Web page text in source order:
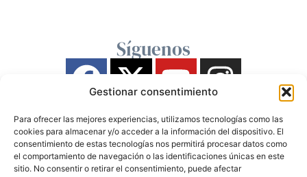
Gestionar consentimiento
Para ofrecer las mejores experiencias, utilizamos tecnologías como las
cookies para almacenar y/o acceder a la información del dispositivo. El
consentimiento de estas tecnologías nos permitirá procesar datos como
el comportamiento de navegación o las identificaciones únicas en este
sitio. No consentir o retirar el consentimiento, puede afectar
Síguenos